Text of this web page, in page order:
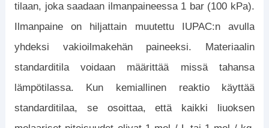
tilaan, joka saadaan ilmanpaineessa 1 bar (100 kPa).
Ilmanpaine on hiljattain muutettu IUPAC:n avulla
yhdeksi vakioilmakehän paineeksi. Materiaalin
standarditila voidaan määrittää missä tahansa
lämpötilassa. Kun kemiallinen reaktio käyttää
standarditilaa, se osoittaa, että kaikki liuoksen